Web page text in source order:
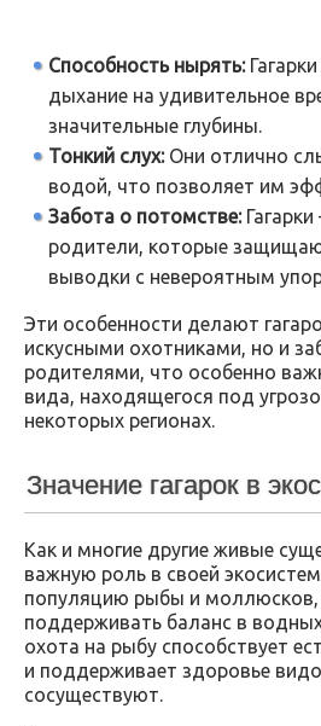
Способность нырять:
дыхание на удивительное
значительные глубины.
Тонкий слух:Они отлично
водой, что позволяет им
Забота о потомстве:
родители, которые
выводки с невероятным
Эти особенности делают
искусными охотниками, но и
родителями, что особенно
вида, находящегося под
некоторых регионах.
Значение гагарок в
Как и многие другие живые
важную роль в своей
популяцию рыбы и моллюсков,
поддерживать баланс в
охота на рыбу способствует
и поддерживает здоровье
сосуществуют.